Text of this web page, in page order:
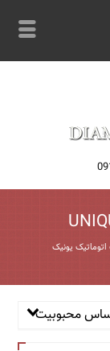
یونیک
محبوبیت